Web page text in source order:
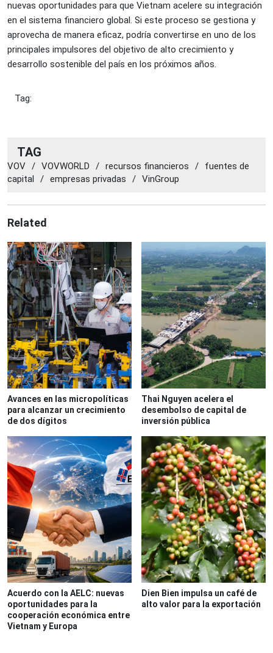
nuevas oportunidades para que Vietnam acelere su integración
en el sistema financiero global. Si este proceso se gestiona y
aprovecha de manera eficaz, podría convertirse en uno de los
principales impulsores del objetivo de alto crecimiento y
desarrollo sostenible del país en los próximos años.
Tag:
TAG
VOV / VOVWORLD / recursos financieros /
fuentes de
capital
/ empresas privadas / VinGroup
Related
Avances en las micropolíticas
para alcanzar un crecimiento
de dos dígitos
Thai Nguyen acelera el
desembolso de capital de
inversión pública
Acuerdo con la AELC: nuevas
oportunidades para la
cooperación económica entre
Vietnam y Europa
Dien Bien impulsa un café de
alto valor para la exportación